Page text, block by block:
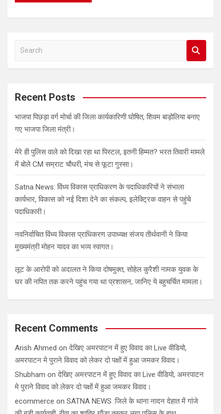
a
c
Recent Posts
भाजपा पिछड़ा वर्ग मोर्चा की जिला कार्यकारिणी घोषित, शिवम बाड़ोलिया बनाए
गए भाजपा जिला मंत्री।
मेरे ही पुलिस वाले को दिखा रहा था पिस्टल, इतनी हिम्मत? भरत तिवारी मामले
में बोले CM सम्राट चौधरी, मंच से फूटा गुस्सा।
Satna News: विंध्य विकास प्राधिकरण के पदाधिकारियों ने संभाला
कार्यभार, विकास को नई दिशा देने का संकल्प, इलेक्ट्रिक वाहन से पहुंचे
पदाधिकारी।
नवनिर्वाचित विंध्य विकास प्राधिकरण उपाध्यक्ष संजय तीर्थवानी ने किया
मुख्यमंत्री मोहन यादव का भव्य स्वागत।
लूट के आरोपी को अदालत ने किया दोषमुक्त, सोहेल कुरैशी नामक युवक के
घर की नपित तक करने पहुंच गया था प्रशासन, जानिए ये बहुचर्चित मामला।
Recent Comments
Arish Ahmed onदेखिए अमरपाटन में हुए विवाद का Live वीडियो,
अमरपाटन मे पुराने विवाद को लेकर दो पक्षों में हुआ जमकर विवाद।
Shubham onदेखिए अमरपाटन में हुए विवाद का Live वीडियो, अमरपाटन
मे पुराने विवाद को लेकर दो पक्षों में हुआ जमकर विवाद।
ecommerce on SATNA NEWS :जिले के थाना नादन देहात में गांजे